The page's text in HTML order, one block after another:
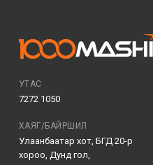
УТАС
7272 1050
ХАЯГ/БАЙРШИЛ
Улаанбаатар хот, БГД 20-р
хороо, Дунд гол,